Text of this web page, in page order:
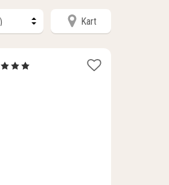
Kart
1
, 3 Stjerner